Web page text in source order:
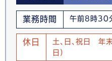
業務時間 午前8時30
休日
土、日、祝日
日)